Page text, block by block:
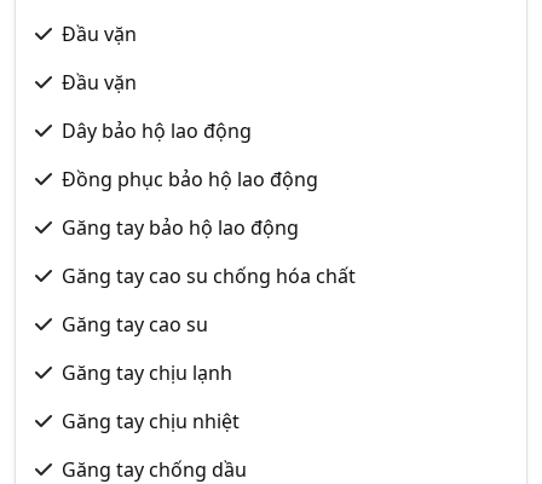
Đầu vặn
Đầu vặn
Dây bảo hộ lao động
Đồng phục bảo hộ lao động
Găng tay bảo hộ lao động
Găng tay cao su chống hóa chất
Găng tay cao su
Găng tay chịu lạnh
Găng tay chịu nhiệt
Găng tay chống dầu